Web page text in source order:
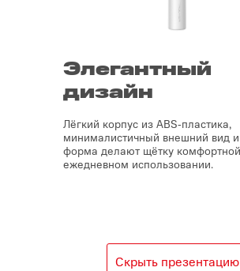
Элегантный
дизайн
Лёгкий корпус из ABS‑пластика,
минималистичный внешний вид
форма делают щётку
ежедневном использовании.
Скрыть презентацию